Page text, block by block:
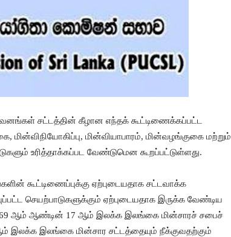
சட்டத்தின் கீழான எந்தக் கூட்டிணைக்கப்பட்ட
மின்விநியோகிப்பு, மின்வியாபாரம், மின்வழங்குகை மற்றும்
உரித்தாக்கப்பட வேண்டுமென கூறப்பட்டுள்ளது.
கூட்டிணைப்புக்கு ஏற்புடையதாக சட்டவாக்க
செயற்பாடுகளுக்கும் ஏற்புடையதாக இருக்க வேண்டிய
ஆம் ஆண்டின் 17 ஆம் இலக்க இலங்கை மின்சாரச் சபைச்
இலக்க இலங்கை மின்சார சட்டத்தையும் நீக்குவதற்கும்